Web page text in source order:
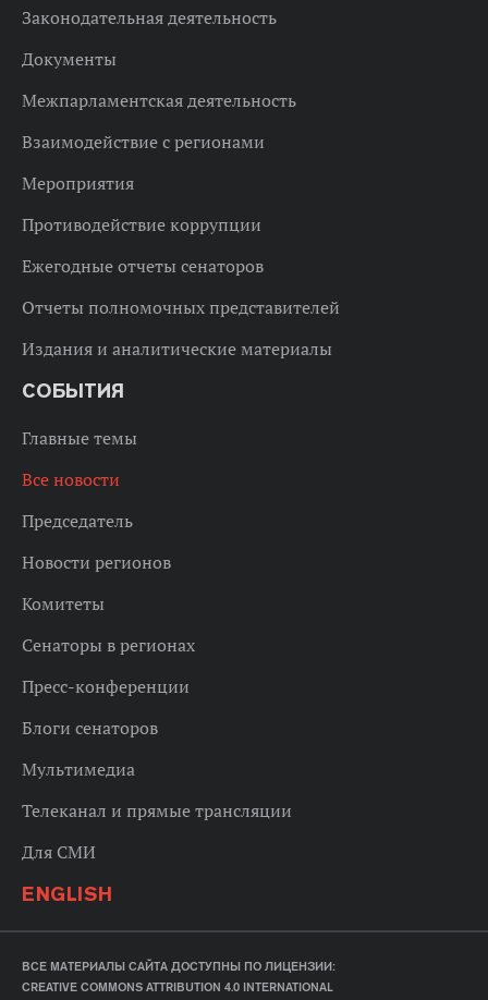
Законодательная деятельность
Документы
Межпарламентская деятельность
Взаимодействие с регионами
Мероприятия
Противодействие коррупции
Ежегодные отчеты сенаторов
Отчеты полномочных представителей
Издания и аналитические материалы
СОБЫТИЯ
Главные темы
Все новости
Председатель
Новости регионов
Комитеты
Сенаторы в регионах
Пресс-конференции
Блоги сенаторов
Мультимедиа
Телеканал и прямые трансляции
Для СМИ
ENGLISH
ВСЕ МАТЕРИАЛЫ САЙТА ДОСТУПНЫ ПО ЛИЦЕНЗИИ:
CREATIVE COMMONS ATTRIBUTION 4.0 INTERNATIONAL